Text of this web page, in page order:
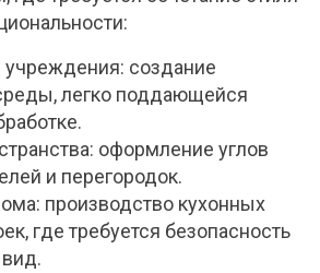
создание
легко поддающейся
оформление углов
и перегородок.
производство кухонных
где требуется безопасность